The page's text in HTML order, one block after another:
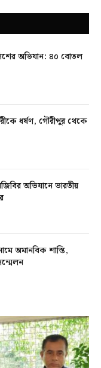
অভিযান: ৪০ বোতল
ধর্ষণ, গৌরীপুর থেকে
অভিযানে ভারতীয়
অমানবিক শাস্তি,